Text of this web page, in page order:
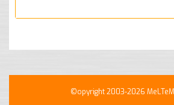
©opyright 2003-2026